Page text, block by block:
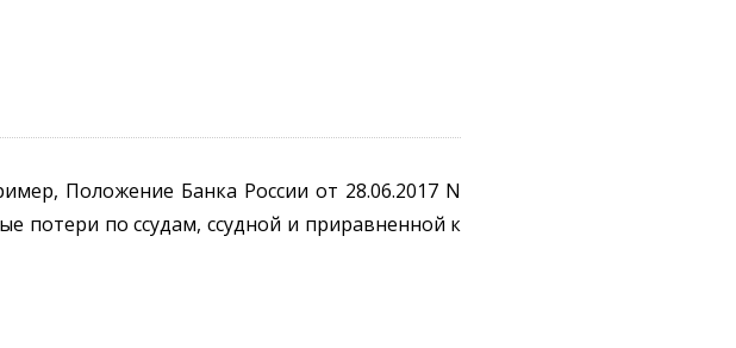
Положение Банка России от 28.06.2017 N
потери по ссудам, ссудной и приравненной к